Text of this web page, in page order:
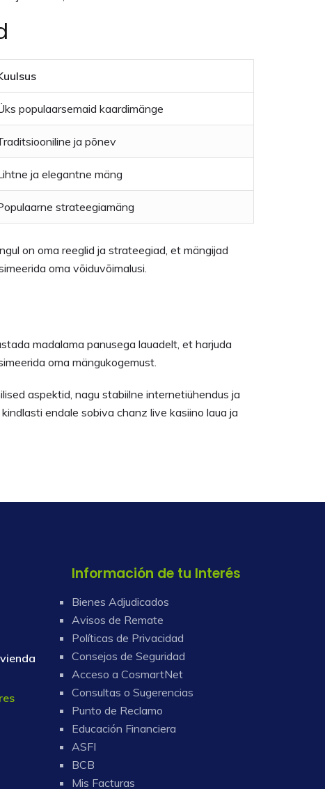
populaarsemaid kaardimänge
ja põnev
ja elegantne mäng
strateegiamäng
on oma reeglid ja strateegiad, et mängijad
oma võiduvõimalusi.
madalama panusega lauadelt, et harjuda
oma mängukogemust.
aspektid, nagu stabiilne internetiühendus ja
endale sobiva chanz live kasiino laua ja
Información de tu Interés
Bienes Adjudicados
Avisos de Remate
Políticas de Privacidad
Consejos de Seguridad
Acceso a CosmartNet
Consultas o Sugerencias
Punto de Reclamo
Educación Financiera
ASFI
BCB
Mis Facturas